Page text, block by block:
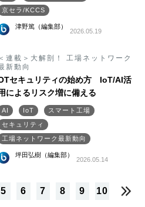
京セラ/KCCS
津野篤（編集部）
2026.05.19
＜連載＞大解剖！ 工場ネットワーク
新動向
セキュリティの始め方 IoT/AI活
によるリスク増に備える
AI IoT
スマート工場
セキュリティ
工場ネットワーク最新動向
坪田弘樹（編集部）
2026.05.14
5 6 7 8 9 10